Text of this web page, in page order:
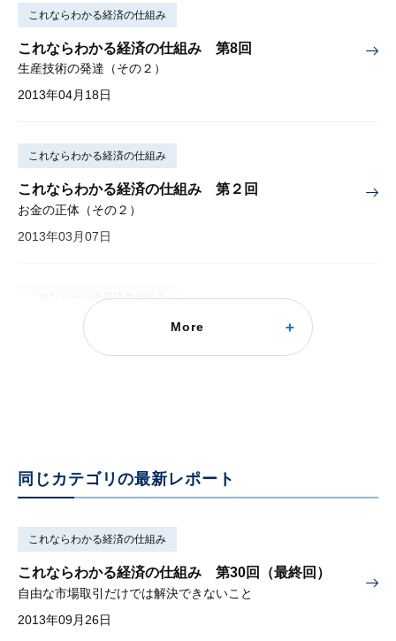
これならわかる経済の仕組み
これならわかる経済の仕組み 第8回
生産技術の発達（その２）
2013年04月18日
これならわかる経済の仕組み
これならわかる経済の仕組み 第２回
お金の正体（その２）
2013年03月07日
これならわかる経済の仕組み
これならわかる経済の仕組み 第２回
お金の正体（その２）
More
同じカテゴリの最新レポート
これならわかる経済の仕組み
これならわかる経済の仕組み 第30回（最終回）
自由な市場取引だけでは解決できないこと
2013年09月26日